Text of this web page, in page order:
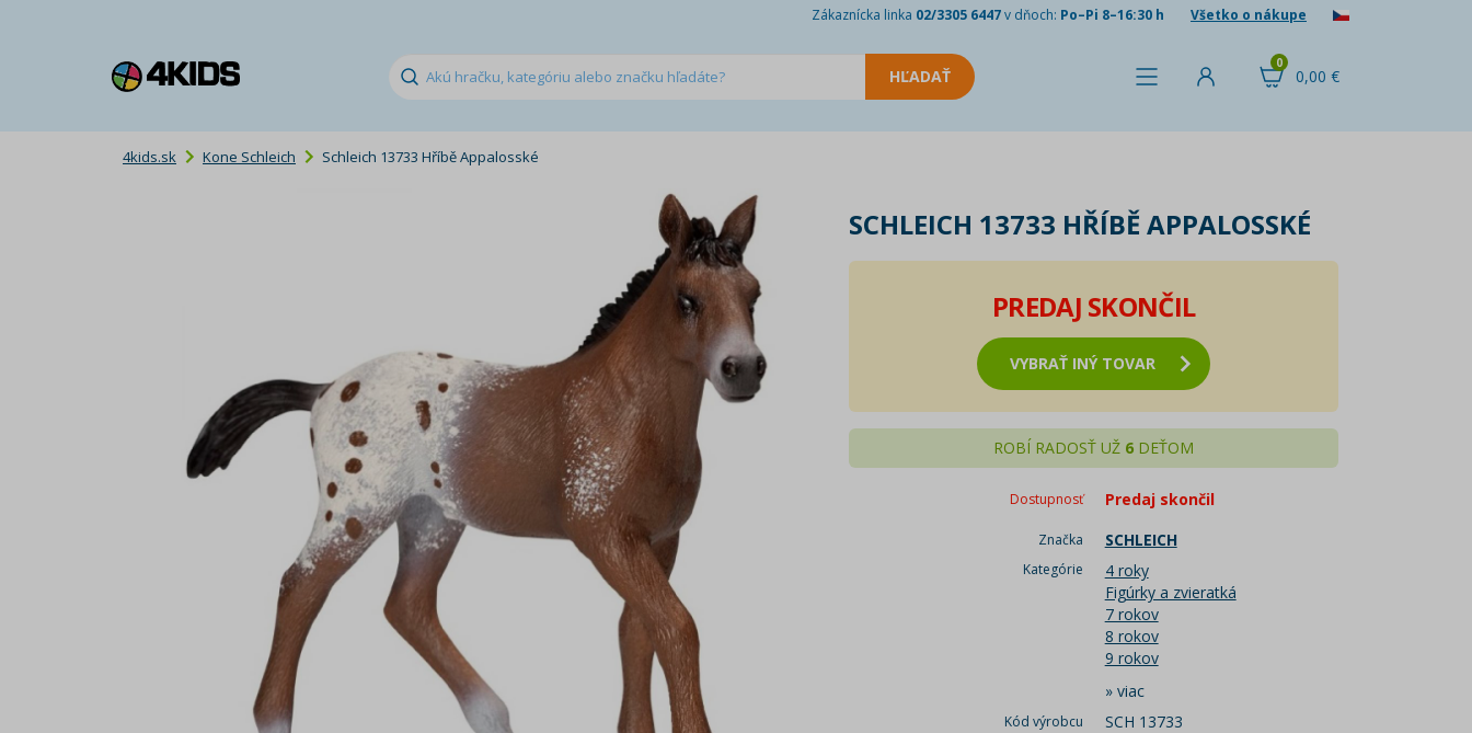
Zákaznícka linka 02/3305 6447v dňoch: Po–Pi 8–16:30 h Všetko o nákupe
0,00 €
0
4kids.sk Kone Schleich Schleich 13733 Hříbě Appalosské
SCHLEICH 13733 HŘÍBĚ APPALOSSKÉ
PREDAJ SKONČIL
VYBRAŤ INÝ TOVAR
ROBÍ RADOSŤ UŽ 6 DEŤOM
Dostupnosť Predaj skončil
Značka SCHLEICH
Kategórie
4 roky
Figúrky a zvieratká
7 rokov
8 rokov
9 rokov
» viac
Kód výrobcu
SCH 13733